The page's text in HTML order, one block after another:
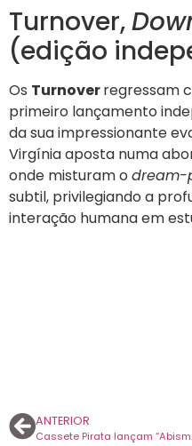
Turnover,
(edição
Os Turnoverregressam
primeiro lançamento
da sua impressionante
Virgínia aposta numa
onde misturam o dream-
subtil, privilegiando a
interação humana em
ANTERIOR
Cassete